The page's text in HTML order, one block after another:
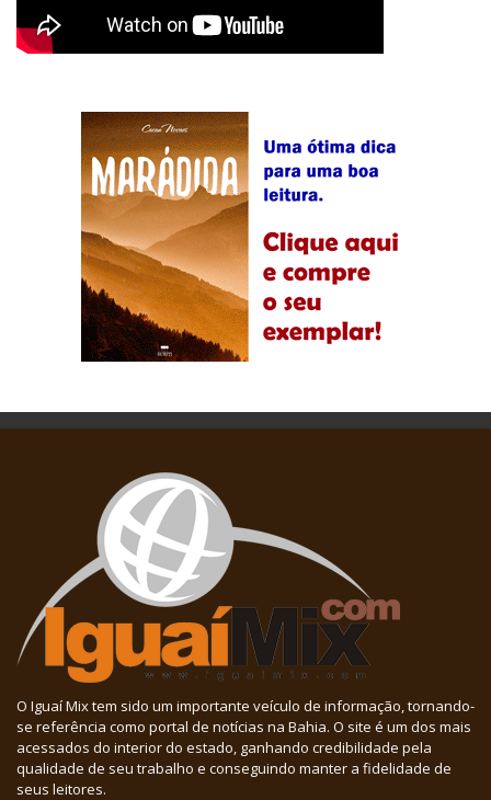
O Iguaí Mix tem sido um importante veículo de informação, tornando-
se referência como portal de notícias na Bahia. O site é um dos mais
acessados do interior do estado, ganhando credibilidade pela
qualidade de seu trabalho e conseguindo manter a fidelidade de
seus leitores.